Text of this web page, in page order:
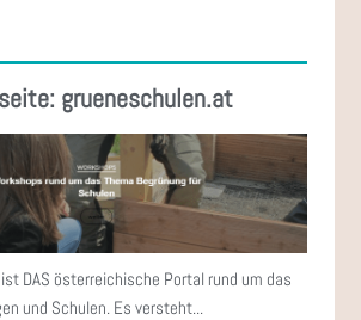
grueneschulen.at
DAS österreichische Portal rund um das
und Schulen. Es versteht...